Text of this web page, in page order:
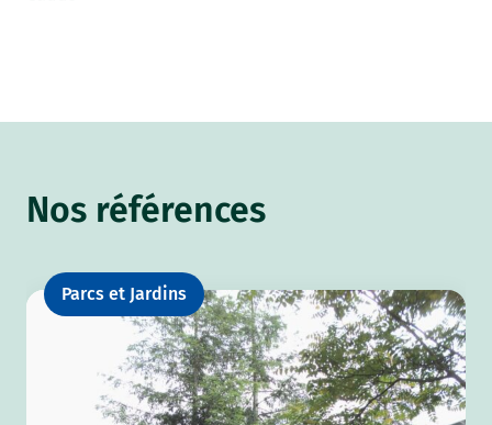
Nos références
Parcs et Jardins